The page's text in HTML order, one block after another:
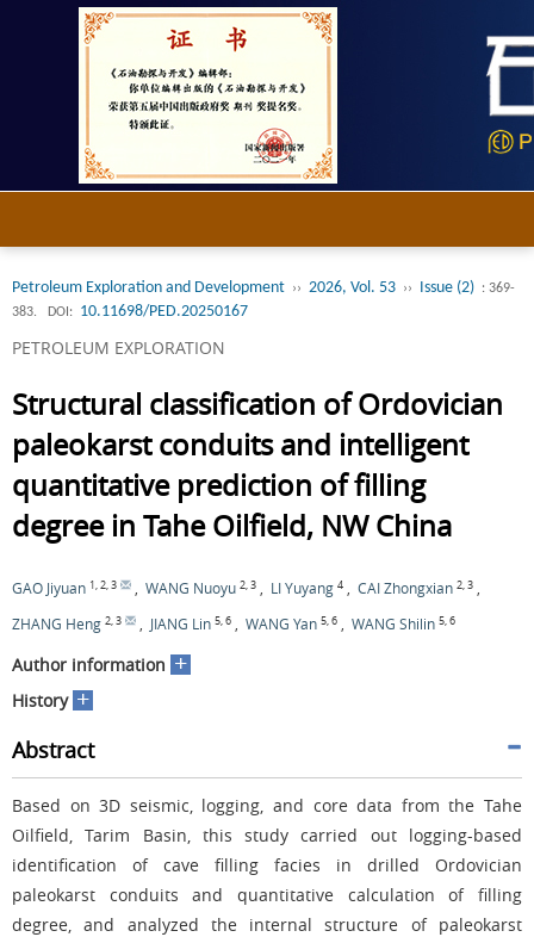
Petroleum Exploration and Development ›› 2026, Vol. 53 ›› Issue (2) : 369-
383.
DOI: 10.11698/PED.20250167
PETROLEUM EXPLORATION
Structural classification of Ordovician
paleokarst conduits and intelligent
quantitative prediction of filling
degree in Tahe Oilfield, NW China
GAO Jiyuan 1,2,3 WANG Nuoyu 2,3 LI Yuyang 4 CAI Zhongxian 2,3
ZHANG Heng 2,3 JIANG Lin 5,6 WANG Yan 5,6 WANG Shilin 5,6
Author information +
History +
Abstract
Based on 3D seismic, logging, and core data from the Tahe
Oilfield, Tarim Basin, this study carried out logging-based
identification of cave filling facies in drilled Ordovician
paleokarst conduits and quantitative calculation of filling
degree, and analyzed the internal structure of paleokarst